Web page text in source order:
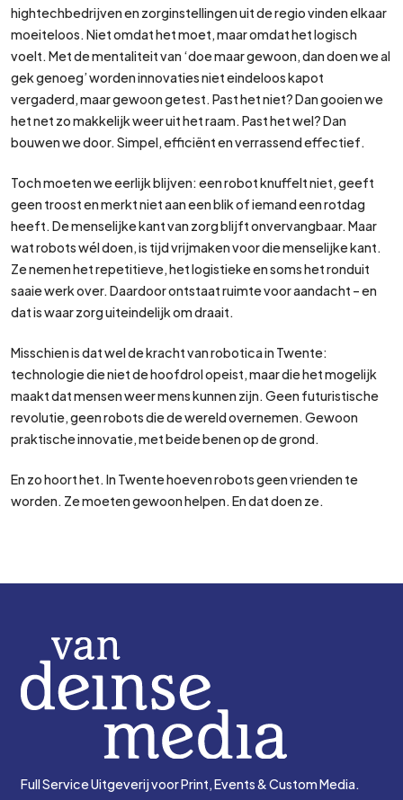
hightechbedrijven en zorginstellingen uit de regio vinden elkaar
moeiteloos. Niet omdat het moet, maar omdat het logisch
voelt. Met de mentaliteit van ‘doe maar gewoon, dan doen we al
gek genoeg’ worden innovaties niet eindeloos kapot
vergaderd, maar gewoon getest. Past het niet? Dan gooien we
het net zo makkelijk weer uit het raam. Past het wel? Dan
bouwen we door. Simpel, efficiënt en verrassend effectief.
Toch moeten we eerlijk blijven: een robot knuffelt niet, geeft
geen troost en merkt niet aan een blik of iemand een rotdag
heeft. De menselijke kant van zorg blijft onvervangbaar. Maar
wat robots wél doen, is tijd vrijmaken voor die menselijke kant.
Ze nemen het repetitieve, het logistieke en soms het ronduit
saaie werk over. Daardoor ontstaat ruimte voor aandacht – en
dat is waar zorg uiteindelijk om draait.
Misschien is dat wel de kracht van robotica in Twente:
technologie die niet de hoofdrol opeist, maar die het mogelijk
maakt dat mensen weer mens kunnen zijn. Geen futuristische
revolutie, geen robots die de wereld overnemen. Gewoon
praktische innovatie, met beide benen op de grond.
En zo hoort het. In Twente hoeven robots geen vrienden te
worden. Ze moeten gewoon helpen. En dat doen ze.
Full Service Uitgeverij voor Print, Events & Custom Media.